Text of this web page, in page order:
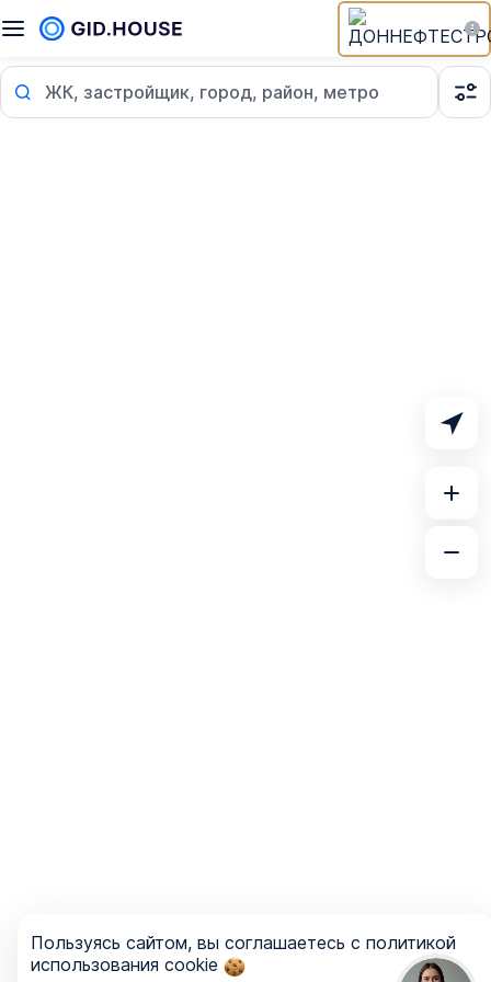
ЖК, застройщик, город, район, метро
Пользуясь сайтом, вы соглашаетесь с политикой
использования cookie